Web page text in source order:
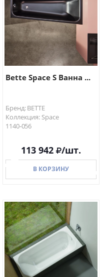
Bette Space S Ванна ...
Бренд: BETTE
Коллекция: Space
1140-056
113 942 /шт.
В КОРЗИНУ
В КОРЗИНУ